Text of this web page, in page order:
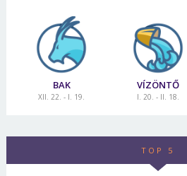
BAK
XII. 22. - I. 19.
VÍZÖNTŐ
I. 20. - II. 18.
TOP 5